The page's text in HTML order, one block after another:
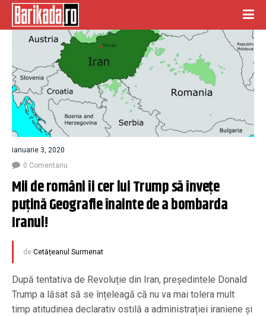
ianuarie 3, 2020
0 Comentariu
Mii de români îi cer lui Trump să învețe
puțină Geografie înainte de a bombarda
Iranul!
de Cetățeanul Surmenat
După tentativa de Revoluție din Iran, președintele Donald
Trump a lăsat să se înțeleagă că nu va mai tolera mult
timp atitudinea declarativ ostilă a administrației iraniene și